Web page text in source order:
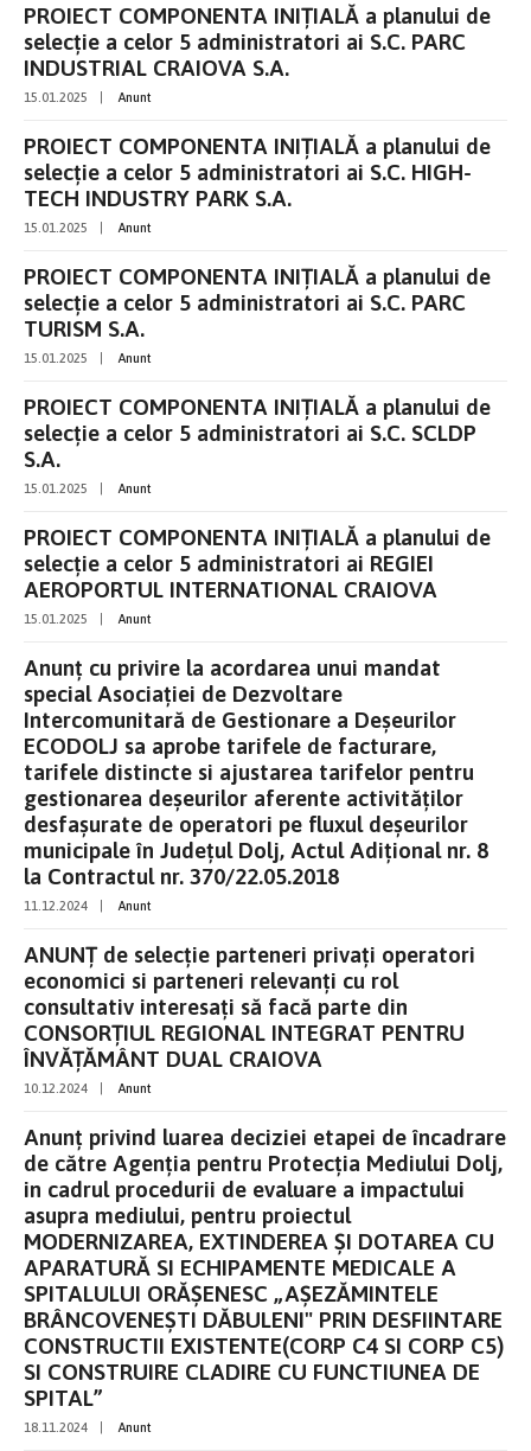
PROIECT COMPONENTA INIȚIALĂ a planului de
selecție a celor 5 administratori ai S.C. PARC
INDUSTRIAL CRAIOVA S.A.
15.01.2025 Anunt
PROIECT COMPONENTA INIȚIALĂ a planului de
selecție a celor 5 administratori ai S.C. HIGH-
TECH INDUSTRY PARK S.A.
15.01.2025 Anunt
PROIECT COMPONENTA INIȚIALĂ a planului de
selecție a celor 5 administratori ai S.C. PARC
TURISM S.A.
15.01.2025 Anunt
PROIECT COMPONENTA INIȚIALĂ a planului de
selecție a celor 5 administratori ai S.C. SCLDP
S.A.
15.01.2025 Anunt
PROIECT COMPONENTA INIȚIALĂ a planului de
selecție a celor 5 administratori ai REGIEI
AEROPORTUL INTERNATIONAL CRAIOVA
15.01.2025 Anunt
Anunț cu privire la acordarea unui mandat
special Asociației de Dezvoltare
Intercomunitară de Gestionare a Deșeurilor
ECODOLJ sa aprobe tarifele de facturare,
tarifele distincte si ajustarea tarifelor pentru
gestionarea deșeurilor aferente activităților
desfașurate de operatori pe fluxul deșeurilor
municipale în Județul Dolj, Actul Adițional nr. 8
la Contractul nr. 370/22.05.2018
11.12.2024 Anunt
ANUNȚ de selecție parteneri privați operatori
economici si parteneri relevanți cu rol
consultativ interesați să facă parte din
CONSORȚIUL REGIONAL INTEGRAT PENTRU
ÎNVĂȚĂMÂNT DUAL CRAIOVA
10.12.2024 Anunt
Anunț privind luarea deciziei etapei de încadrare
de către Agenția pentru Protecția Mediului Dolj,
in cadrul procedurii de evaluare a impactului
asupra mediului, pentru proiectul
MODERNIZAREA, EXTINDEREA ŞI DOTAREA CU
APARATURĂ SI ECHIPAMENTE MEDICALE A
SPITALULUI ORĂŞENESC „AŞEZĂMINTELE
BRÂNCOVENEŞTI DĂBULENI" PRIN DESFIINTARE
CONSTRUCTII EXISTENTE(CORP C4 SI CORP C5)
SI CONSTRUIRE CLADIRE CU FUNCTIUNEA DE
SPITAL”
18.11.2024 Anunt